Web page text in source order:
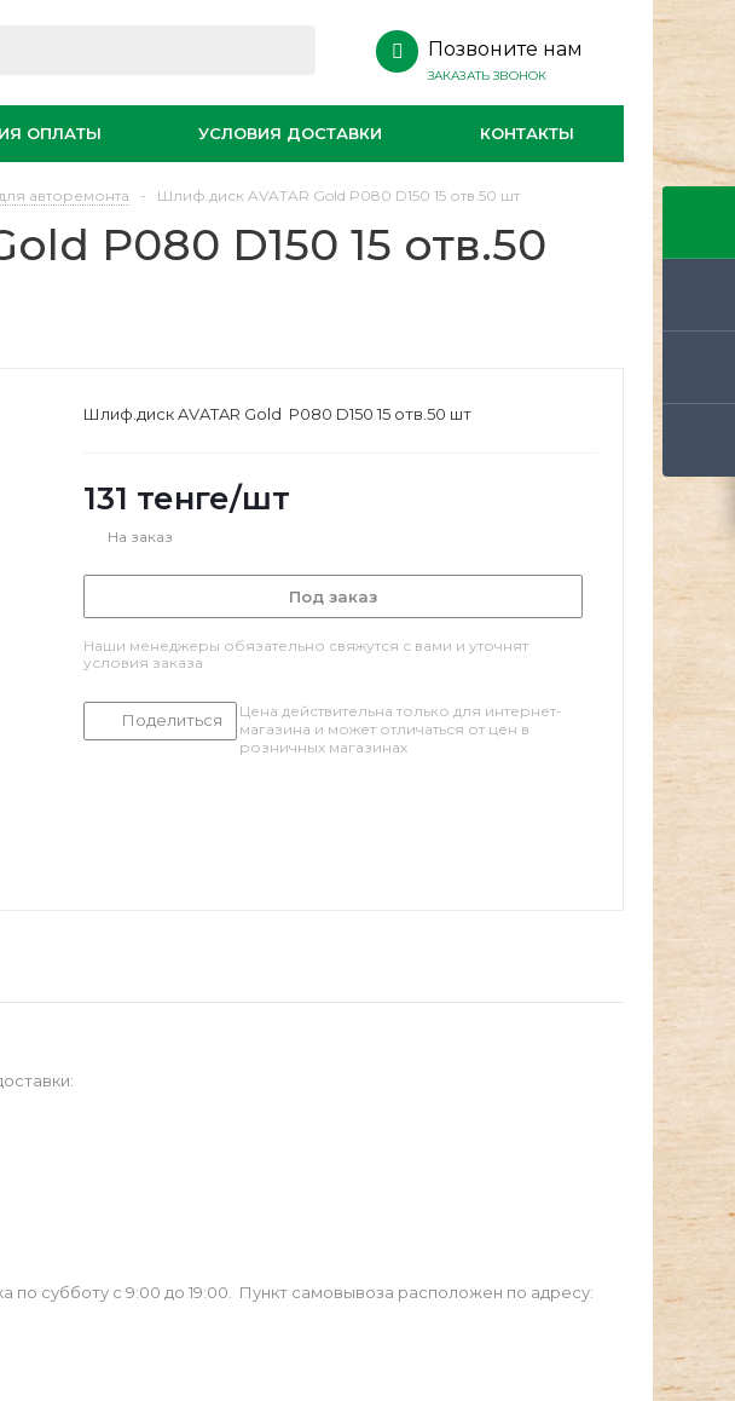
Позвоните нам
ЗАКАЗАТЬ ЗВОНОК
ОПЛАТЫ УСЛОВИЯ ДОСТАВКИ КОНТАКТЫ
авторемонта - Шлиф.диск AVATAR Gold P080 D150 15 отв.50 шт
P080 D150 15 отв.50
Шлиф.диск AVATAR Gold P080 D150 15 отв.50 шт
131 тенге/шт
На заказ
Под заказ
Наши менеджеры обязательно свяжутся с вами и уточнят
условия заказа
Поделиться
Цена действительна только для интернет-
магазина и может отличаться от цен в
розничных магазинах
по субботу с 9:00 до 19:00. Пункт самовывоза расположен по адресу: